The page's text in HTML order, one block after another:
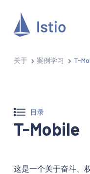
关于 案例学习 T-
目录
T-Mobile
这是一个关于奋斗、